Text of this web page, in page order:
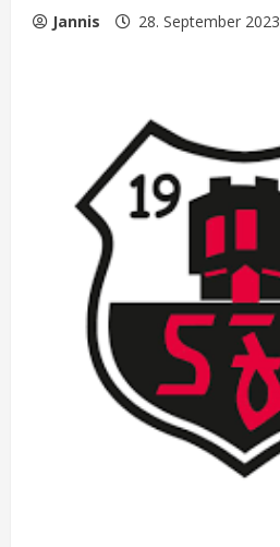
Jannis 28. September 2023